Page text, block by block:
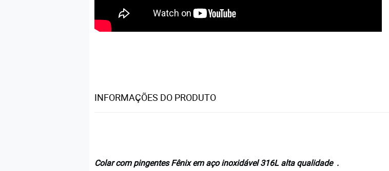
INFORMAÇÕES DO PRODUTO
Colar com pingentes Fênix em aço inoxidável 316L alta qualidade .